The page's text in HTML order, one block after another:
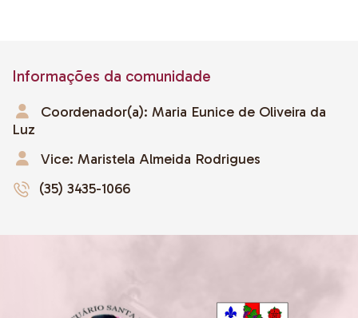
Informações da comunidade
Coordenador(a): Maria Eunice de Oliveira da
Luz
Vice: Maristela Almeida Rodrigues
(35) 3435-1066